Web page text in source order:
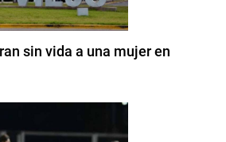
sin vida a una mujer en